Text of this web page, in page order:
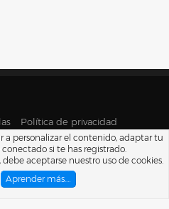
Política de privacidad
2026 XenForo Ltd.
a personalizar el contenido, adaptar tu
si te has registrado.
aceptarse nuestro uso de cookies.
Aprender más.…